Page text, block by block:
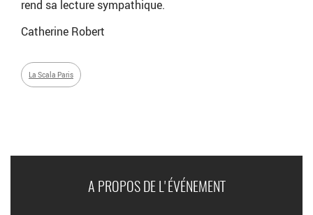
rend sa lecture sympathique.
Catherine Robert
La Scala Paris
A PROPOS DE L'ÉVÉNEMENT